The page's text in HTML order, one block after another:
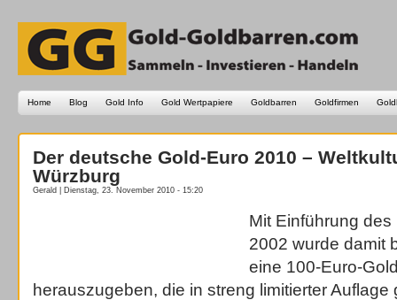
Home Blog Gold Info Gold Wertpapiere Goldbarren Goldfirmen
Der deutsche Gold-Euro 2010 –
Würzburg
Gerald | Dienstag, 23. November 2010 - 15:20
Mit Einführung
2002 wurde damit
eine 100-Euro-
herauszugeben, die in streng limitierter Auflage